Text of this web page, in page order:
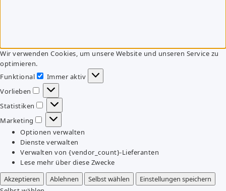
Wir verwenden Cookies, um unsere Website und unseren Service zu
optimieren.
Funktional
Funktional
Immer aktiv
Vorlieben
Vorlieben
Statistiken
Statistiken
Marketing
Marketing
Optionen verwalten
Dienste verwalten
Verwalten von {vendor_count}-Lieferanten
Lese mehr über diese Zwecke
Akzeptieren
Ablehnen Selbst wählen
Einstellungen speichern